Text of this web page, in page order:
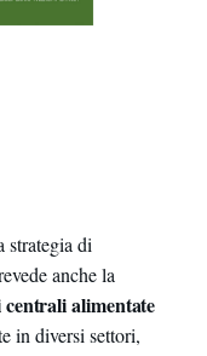
strategia di
anche la
alimentate
in diversi settori,